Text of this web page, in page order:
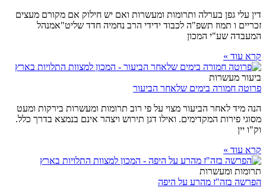
דין עלי גפן בערלה ותרומות ומעשרות ואם יש חילוק אם מקורם מעצים
זכריים ו תמוז תשפ"ה לכבוד ידידי הרב נחמיה חדד שליט"אמנהל
המעבדה שע"י המכון
קרא עוד »
ביעור מעשרות
פרוטה חמורה בימים שלאחר הביעור
הנה מיד לאחר הביעור מצוי על פי רוב תרומות ומעשרות בירקות ומעט
מסוגי פירות המקדימים. ואילו דגן תירוש ויצהר אינם בנמצא בדרך כלל.
וק"ו יין
קרא עוד »
תרומות ומעשרות
הפרשה בזה"ז מהרע על היפה